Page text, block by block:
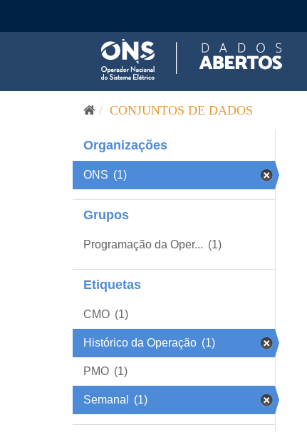
CONJUNTOS DE DADOS
Organizações
ONS (1)
Grupos
Programação da Oper... (1)
Etiquetas
CMO (1)
Histórico da Operação (1)
PMO (1)
Semanal (1)